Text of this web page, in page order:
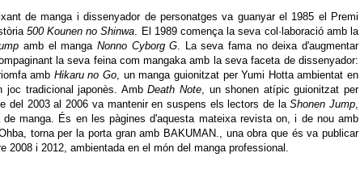
de manga i dissenyador de personatges va guanyar el 1985 el Premi
500 Kounen no Shinwa. El 1989 comença la seva col·laboració amb la
amb el manga Nonno Cyborg G. La seva fama no deixa d'augmentar
la seva feina com mangaka amb la seva faceta de dissenyador:
amb Hikaru no Go, un manga guionitzat per Yumi Hotta ambientat en
joc tradicional japonès. AmbDeath Note, un shonen atípic guionitzat per
del 2003 al 2006 va mantenir en suspens els lectors de laShonen Jump,
de manga. És en les pàgines d'aquesta mateixa revista on, i de nou amb
torna per la porta gran amb BAKUMAN., una obra que és va publicar
2008 i 2012, ambientada en el món del manga professional.